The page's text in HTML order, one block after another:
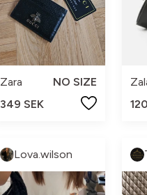
Zara
NO SIZE
349 SEK
Lova.wilson